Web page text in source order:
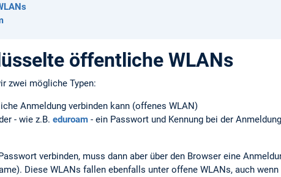
öffentliche WLANs
zwei mögliche Typen:
Anmeldung verbinden kann (offenes WLAN)
- wie z.B. eduroam - ein Passwort und Kennung bei der
verbinden, muss dann aber über den Browser eine
Diese WLANs fallen ebenfalls unter offene WLANs, auch wenn